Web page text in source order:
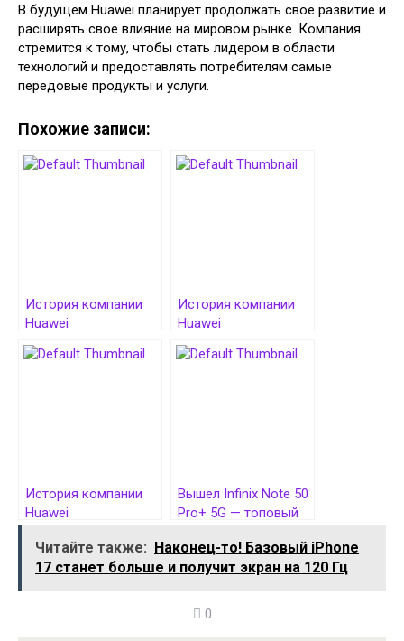
В будущем Huawei планирует продолжать свое развитие и
расширять свое влияние на мировом рынке. Компания
стремится к тому, чтобы стать лидером в области
технологий и предоставлять потребителям самые
передовые продукты и услуги.
Похожие записи:
История компании
Huawei
История компании
Huawei
История компании
Huawei
Вышел Infinix Note 50
Pro+ 5G — топовый
чипом MTK Dimensity
8350, зарядкой 100
Читайте также: Наконец-то! Базовый iPhone
17 станет больше и получит экран на 120 Гц
0